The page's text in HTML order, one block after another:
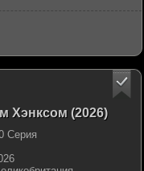
Хэнксом (2026)
Серия